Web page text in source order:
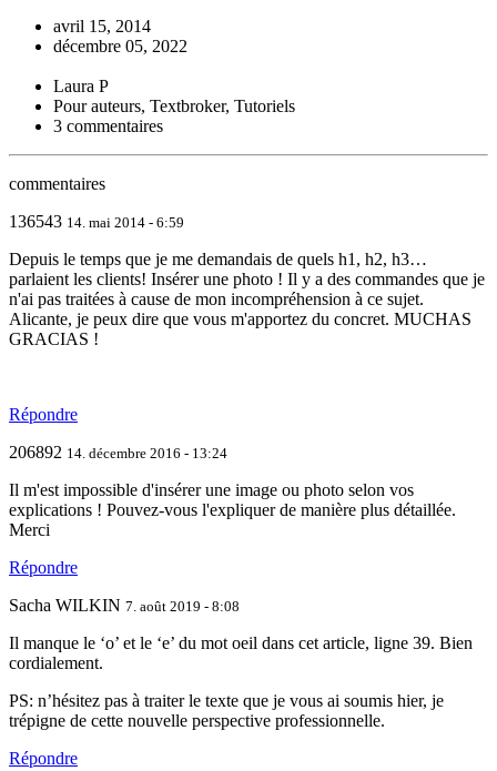
avril 15, 2014
décembre 05, 2022
Laura P
Pour auteurs, Textbroker, Tutoriels
3 commentaires
commentaires
136543 14. mai 2014 - 6:59
Depuis le temps que je me demandais de quels h1, h2, h3…
parlaient les clients! Insérer une photo ! Il y a des commandes que je
n'ai pas traitées à cause de mon incompréhension à ce sujet.
Alicante, je peux dire que vous m'apportez du concret. MUCHAS
GRACIAS !
Répondre
206892 14. décembre 2016 - 13:24
Il m'est impossible d'insérer une image ou photo selon vos
explications ! Pouvez-vous l'expliquer de manière plus détaillée.
Merci
Répondre
Sacha WILKIN 7. août 2019 - 8:08
Il manque le ‘o’ et le ‘e’ du mot oeil dans cet article, ligne 39. Bien
cordialement.
PS: n’hésitez pas à traiter le texte que je vous ai soumis hier, je
trépigne de cette nouvelle perspective professionnelle.
Répondre